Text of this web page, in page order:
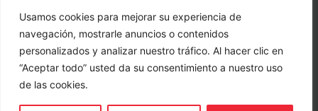
Usamos cookies para mejorar su experiencia de
navegación, mostrarle anuncios o contenidos
personalizados y analizar nuestro tráfico. Al hacer clic en
“Aceptar todo” usted da su consentimiento a nuestro uso
de las cookies.
Toro Equipment S.L
Ctra. Nacional VP-3302, Km 11.
Villavaquerín, 47329, Valladolid
toro@toroequipment.com